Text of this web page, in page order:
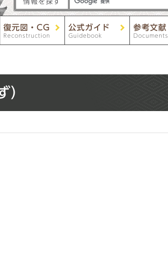
情報を探す
復元図・CG
Reconstruction
公式ガイド
Guidebook
参考文献
Documents
）